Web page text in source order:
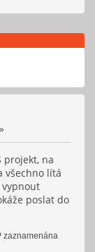
projekt, na
všechno lítá
vypnout
poslat do
zaznamenána